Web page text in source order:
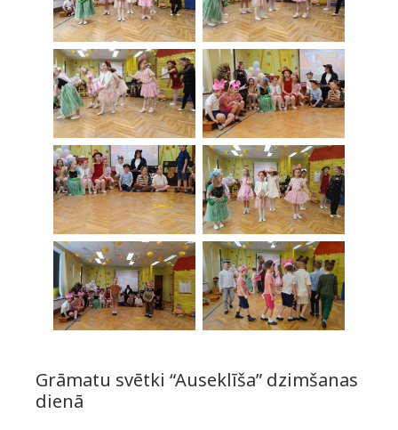
Grāmatu svētki “Auseklīša” dzimšanas
dienā